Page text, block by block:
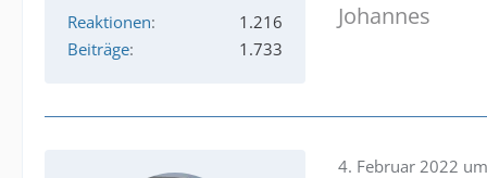
Reaktionen
1.216
Beiträge
1.733
Johannes
4. Februar 2022